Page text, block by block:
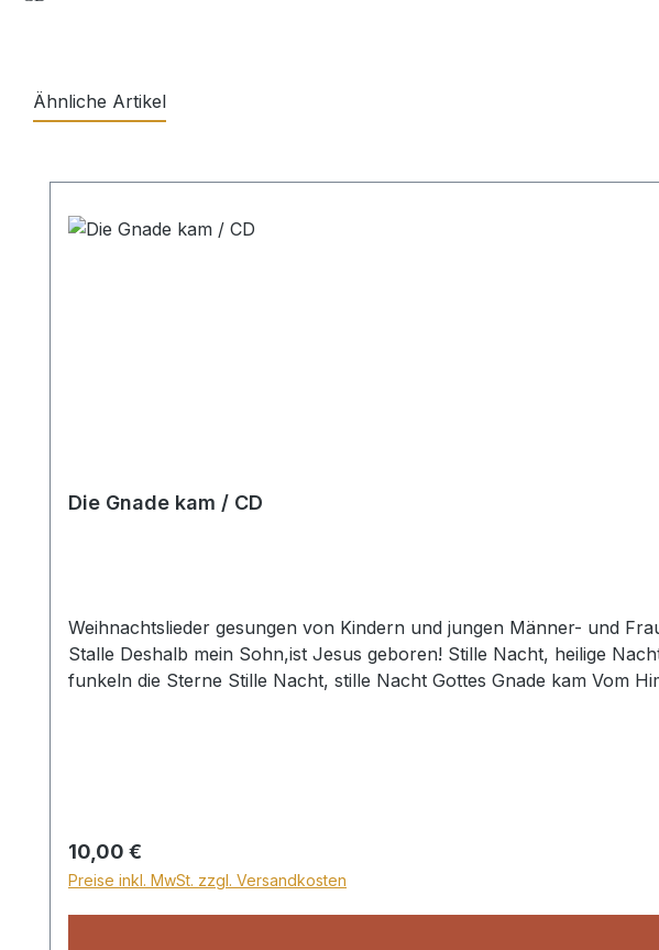
Ähnliche Artikel
Die Gnade kam / CD
Weihnachtslieder gesungen von Kindern und jungen Männer- und Frauenstimmen,
Stalle Deshalb mein Sohn,ist Jesus geboren! Stille Nacht, heilige Nacht Friedvolle Nacht, Bethlehem schlummert Friedlich schläft ein kleines Knäblein Es
funkeln die Sterne Stille Nacht, stille Nacht Gottes Gnade kam Vom Himmel leuchtet hell ein Stern Tief im Schlaf ist Bethlehem Weiße, weiße Flocken fallen aus
Regulärer Preis:
10,00 €
Preise inkl. MwSt. zzgl. Versandkosten